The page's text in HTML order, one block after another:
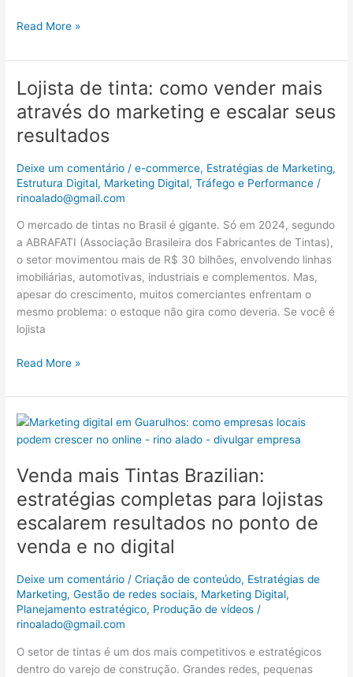
Read More »
Lojista de tinta: como vender mais
através do marketing e escalar seus
resultados
Deixe um comentário /e-commerce, Estratégias de Marketing,
Estrutura Digital, Marketing Digital,Tráfego e Performance /
rinoalado@gmail.com
O mercado de tintas no Brasil é gigante. Só em 2024, segundo
a ABRAFATI (Associação Brasileira dos Fabricantes de Tintas),
o setor movimentou mais de R$ 30 bilhões, envolvendo linhas
imobiliárias, automotivas, industriais e complementos. Mas,
apesar do crescimento, muitos comerciantes enfrentam o
mesmo problema: o estoque não gira como deveria. Se você é
lojista
Lojista
tinta:
como
mais
através
do
marketing
e
escalar
seus
resultados
Read More »
Venda mais Tintas Brazilian:
estratégias completas para lojistas
escalarem resultados no ponto de
venda e no digital
Deixe um comentário /Criação de conteúdo, Estratégias de
Marketing,Gestão de redes sociais, Marketing Digital,
Planejamento estratégico, Produção de vídeos /
rinoalado@gmail.com
O setor de tintas é um dos mais competitivos e estratégicos
dentro do varejo de construção. Grandes redes, pequenas
Venda
mais
Brazilian:
estratégias
completas
para
lojistas
resultados
no
ponto
de
venda
e